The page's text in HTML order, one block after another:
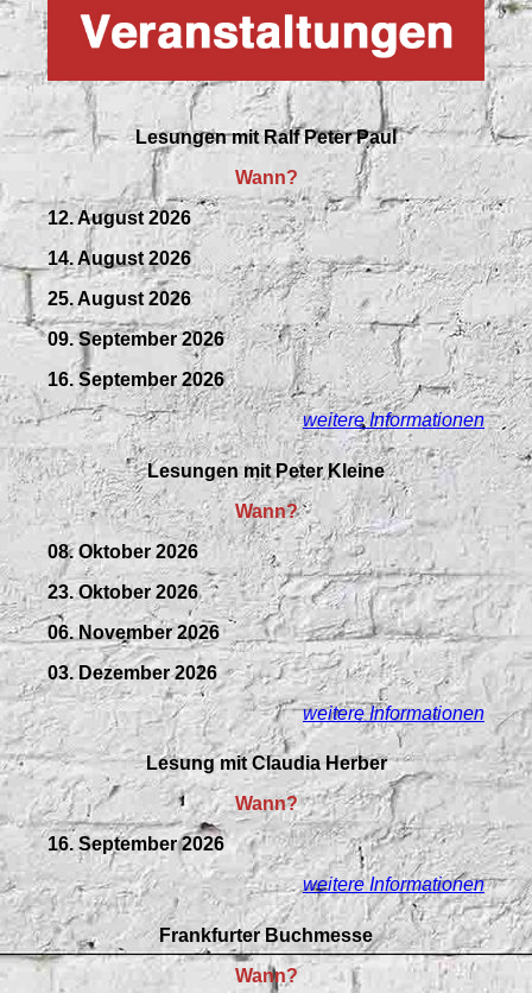
Lesungen mitRalf Peter Paul
Wann?
12. August 2026
14. August 2026
25. August 2026
09.September2026
16. September 2026
weitere Informationen
Lesungen mit Peter Kleine
Wann?
08. Oktober 2026
23. Oktober 2026
06. November 2026
03. Dezember 2026
weitere Informationen
Lesung mit Claudia Herber
Wann?
16. September 2026
weitere Informationen
Frankfurter Buchmesse
Wann?